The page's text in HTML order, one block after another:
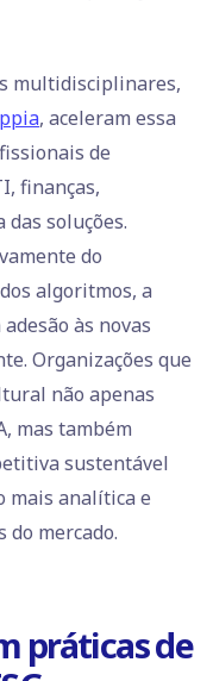
multidisciplinares,
, aceleram essa
de
finanças,
soluções.
do
algoritmos, a
às novas
Organizações que
não apenas
mas também
sustentável
mais analítica e
do mercado.
práticas de